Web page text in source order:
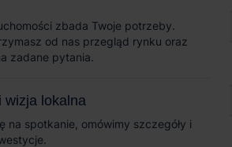
zbada Twoje potrzeby.
od nas przegląd rynku oraz
zadane pytania.
wizja lokalna
na spotkanie, omówimy szczegóły i
zbada Twoje potrzeby.
od nas przegląd rynku oraz
zadane pytania.
wizja lokalna
na spotkanie, omówimy szczegóły i